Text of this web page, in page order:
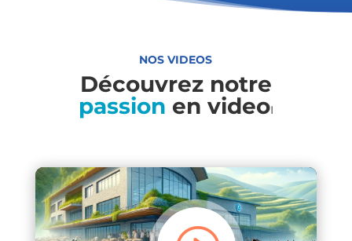
NOS VIDEOS
Découvrez notre
passion en videoI